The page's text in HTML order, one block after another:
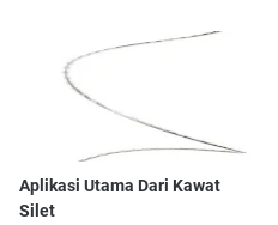
Aplikasi Utama Dari Kawat
Silet